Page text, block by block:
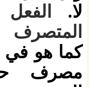
لا.
المتصرف
كما هو في
مصرف